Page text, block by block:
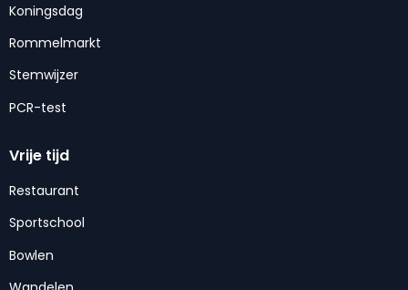
Koningsdag
Rommelmarkt
Stemwijzer
PCR-test
Vrije tijd
Restaurant
Sportschool
Bowlen